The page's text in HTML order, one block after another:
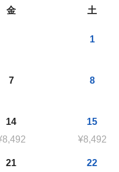
金 土
1
7 8
14
15
¥8,492
21
22